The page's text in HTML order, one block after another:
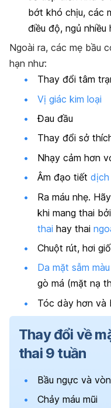
bớt khó chịu, các
điều độ, ngủ
Ngoài ra, các mẹ bầu
hạn như:
Thay đổi tâm
Vị giác kim loại
Đau đầu
Thay đổi sở
Nhạy cảm hơn
Âm đạo tiết dịch
Ra máu nhẹ.
khi mang thai
thai hay thai
Chuột rút, hơi
Da mặt sẫm màu
gò má (mặt nạ
Tóc dày hơn và
Thay đổi về
thai 9 tuần
Bầu ngực và
Chảy máu mũi